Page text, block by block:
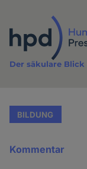
Inhalt
Der säkulare Blick
BILDUNG
Kommentar